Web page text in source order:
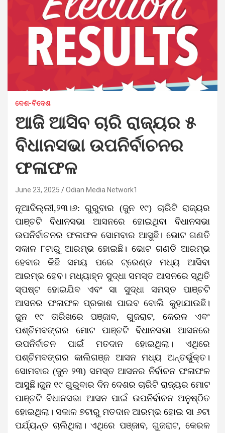
ଦେଶ-ବିଦେଶ
ଆଜି ଆସିବ ଚାରି ରାଜ୍ୟର ୫
ବିଧାନସଭା ଉପନିର୍ବାଚନର
ଫଳାଫଳ
June 23, 2025 Odian Media Network1
ନୂଆଦିଲ୍ଲୀ,୨୩।୬: ଗୁରୁବାର (ଜୁନ ୧୯) ଚାରିଟି ରାଜ୍ୟର
ପାଞ୍ଚଟି ବିଧାନସଭା ଆସନରେ ହୋଇଥିବା ବିଧାନସଭା
ଉପନିର୍ବାଚନର ଫଳାଫଳ ସୋମବାର ଆସୁଛି। ଭୋଟ ଗଣତି
ସକାଳ ୮ଟାରୁ ଆରମ୍ଭ ହୋଇଛି। ଭୋଟ ଗଣତି ଆରମ୍ଭ
ହେବାର କିଛି ସମୟ ପରେ ଟ୍ରେଣ୍ଡ ମଧ୍ୟ ଆସିବା
ଆରମ୍ଭ ହେବ। ମଧ୍ୟାହ୍ନ ସୁଦ୍ଧା ସମସ୍ତ ଆସନରେ ସ୍ଥିତି
ସ୍ପଷ୍ଟ ହୋଇଯିବ ଏବଂ ସା ସୁଦ୍ଧା ସମସ୍ତ ପାଞ୍ଚଟି
ଆସନର ଫଳାଫଳ ପ୍ରକାଶ ପାଇବ ବୋଲି କୁହାଯାଉଛି।
ଜୁନ ୧୯ ତାରିଖରେ ପଞ୍ଜାବ, ଗୁଜରାଟ, କେରଳ ଏବଂ
ପଶ୍ଚିମବଙ୍ଗର ମୋଟ ପାଞ୍ଚଟି ବିଧାନସଭା ଆସନରେ
ଉପନିର୍ବାଚନ ପାଇଁ ମତଦାନ ହୋଇଥିଲା। ଏଥିରେ
ପଶ୍ଚିମବଙ୍ଗର କାଲିଗଞ୍ଜ ଆସନ ମଧ୍ୟ ଅନ୍ତର୍ଭୁକ୍ତ।
ସୋମବାର (ଜୁନ ୨୩) ସମସ୍ତ ଆସନର ନିର୍ବାଚନ ଫଳାଫଳ
ଆସୁଛି।ଜୁନ ୧୯ ଗୁରୁବାର ଦିନ ଦେଶର ଚାରିଟି ରାଜ୍ୟର ମୋଟ
ପାଞ୍ଚଟି ବିଧାନସଭା ଆସନ ପାଇଁ ଉପନିର୍ବାଚନ ଅନୁଷ୍ଠିତ
ହୋଇଥିଲା। ସକାଳ ୭ଟାରୁ ମତଦାନ ଆରମ୍ଭ ହୋଇ ସା ୬ଟା
ପର୍ଯ୍ୟନ୍ତ ଚାଲିଥିଲା। ଏଥିରେ ପଞ୍ଜାବ, ଗୁଜରାଟ, କେରଳ